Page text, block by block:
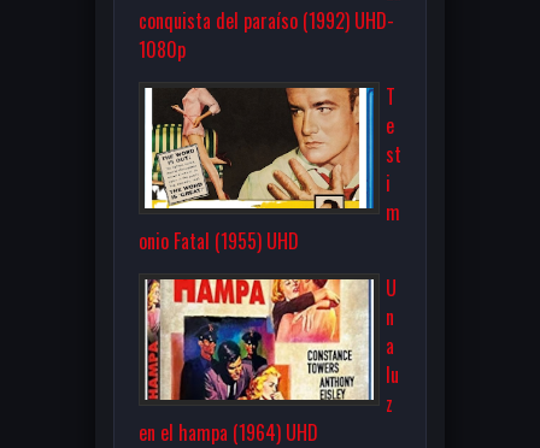
conquista del paraíso (1992) UHD-
1080p
T
e
st
i
m
onio Fatal (1955) UHD
U
n
a
lu
z
en el hampa (1964) UHD